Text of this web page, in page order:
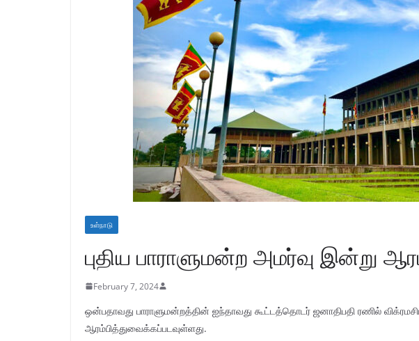
உள்நாடு
புதிய பாராளுமன்ற அமர்வு இன்று
February 7, 2024
ஒன்பதாவது பாராளுமன்றத்தின் ஐந்தாவது கூட்டத்தொடர் ஜனாதிபதி ரணில்
ஆரம்பித்துவைக்கப்படவுள்ளது.